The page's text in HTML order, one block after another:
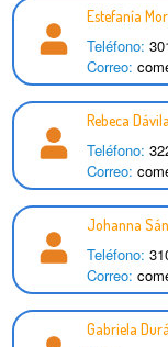
Estefanía
Teléfono:
Correo:
Rebeca
Teléfono:
Correo:
Johanna
Teléfono:
Correo:
Gabriela